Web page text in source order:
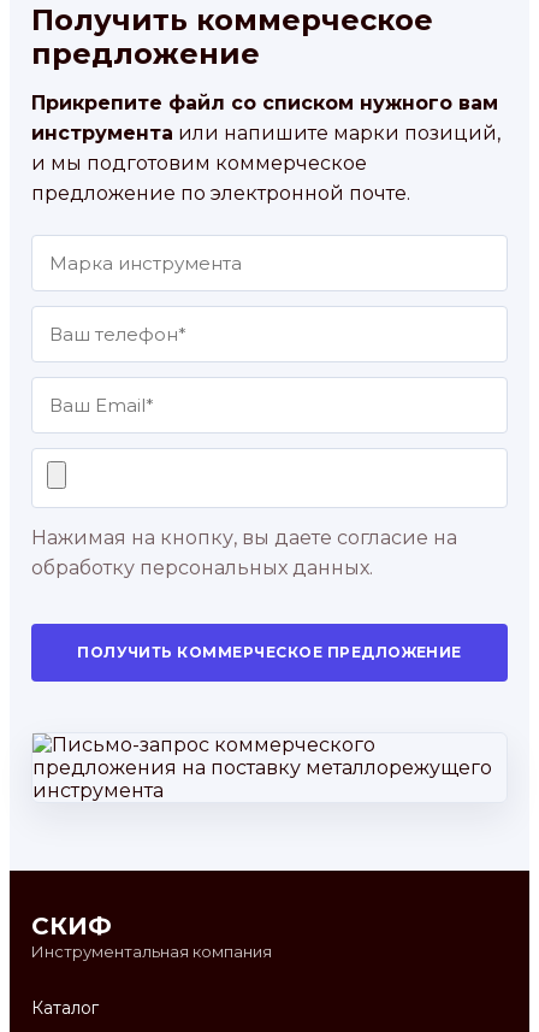
Получить коммерческое
предложение
Прикрепите файл со списком нужного вам
инструмента или напишите марки позиций,
и мы подготовим коммерческое
предложение по электронной почте.
Нажимая на кнопку, вы даете согласие на
обработку персональных данных.
ПОЛУЧИТЬ КОММЕРЧЕСКОЕ ПРЕДЛОЖЕНИЕ
СКИФ
Инструментальная компания
Каталог